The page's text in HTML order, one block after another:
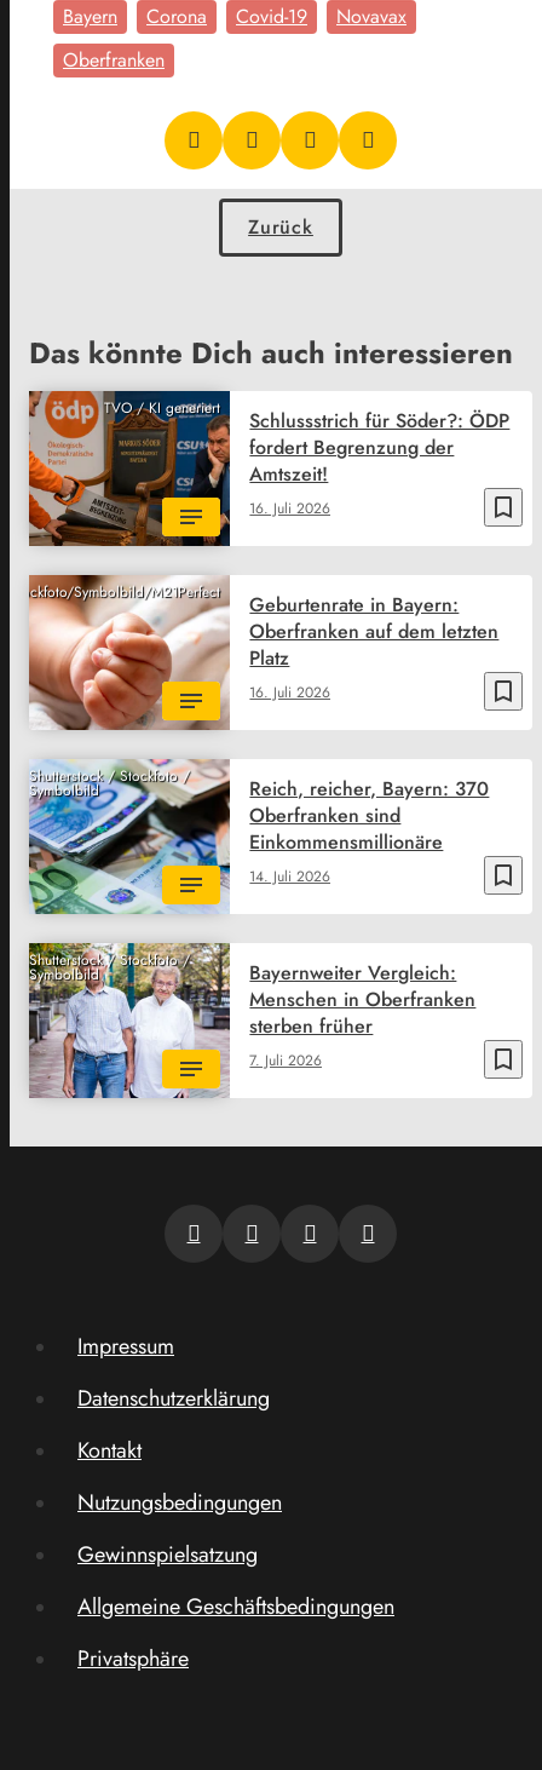
Bayern Corona Covid-19
Novavax
Oberfranken
Zurück
Das könnte Dich auch interessieren
TVO / KI generiert
bookmark_border
16. Juli 2026
Schlussstrich für Söder?: ÖDP
fordert Begrenzung der
Amtszeit!
Stockfoto/Symbolbild/M21Perfect
bookmark_border
16. Juli 2026
Geburtenrate in Bayern:
Oberfranken auf dem letzten
Platz
Shutterstock / Stockfoto /
Symbolbild
bookmark_border
14. Juli 2026
Reich, reicher, Bayern: 370
Oberfranken sind
Einkommensmillionäre
Shutterstock / Stockfoto /
Symbolbild
bookmark_border
7. Juli 2026
Bayernweiter Vergleich:
Menschen in Oberfranken
sterben früher
Impressum
Datenschutzerklärung
Kontakt
Nutzungsbedingungen
Gewinnspielsatzung
Allgemeine Geschäftsbedingungen
Privatsphäre